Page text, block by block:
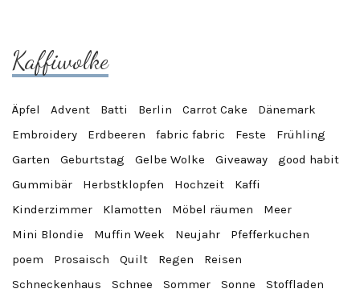
Kaffiwolke
Äpfel Advent Batti Berlin Carrot Cake
Dänemark
Embroidery
Erdbeeren fabric fabric Feste
Frühling
Garten
Geburtstag Gelbe Wolke Giveaway
good habit
Gummibär
Herbstklopfen Hochzeit
Kaffi
Kinderzimmer
Klamotten Möbel räumen
Meer
Mini Blondie
Muffin Week Neujahr
Pfefferkuchen
poem
Prosaisch Quilt Regen
Reisen
Schneckenhaus
Schnee Sommer Sonne
Stoffladen